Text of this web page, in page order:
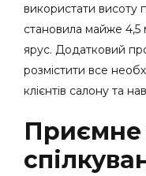
використати висоту
становила майже 4,5
ярус. Додатковий
розмістити все
клієнтів салону та
Приємне